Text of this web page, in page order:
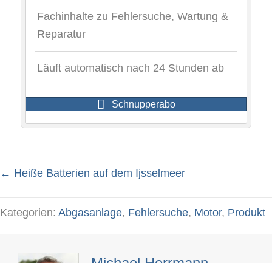
Fachinhalte zu Fehlersuche, Wartung &
Reparatur
Läuft automatisch nach 24 Stunden ab
Schnupperabo
Posts
← Heiße Batterien auf dem Ijsselmeer
Kategorien: Abgasanlage, Fehlersuche, Motor, Produkt